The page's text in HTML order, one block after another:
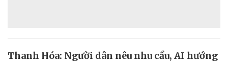
Thanh Hóa: Người dân nêu nhu cầu, AI hướng